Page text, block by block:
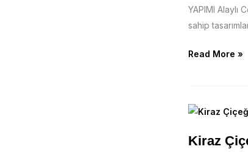
YAPIMI Alaylı
sahip
Read More »
Kiraz
Kiraz
Mermer